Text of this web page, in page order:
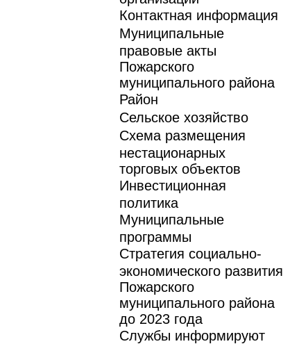
Контактная информация
Муниципальные
правовые акты
Пожарского
муниципального района
Район
Сельское хозяйство
Схема размещения
нестационарных
торговых объектов
Инвестиционная
политика
Муниципальные
программы
Стратегия социально-
экономического развития
Пожарского
муниципального района
до 2023 года
Службы информируют